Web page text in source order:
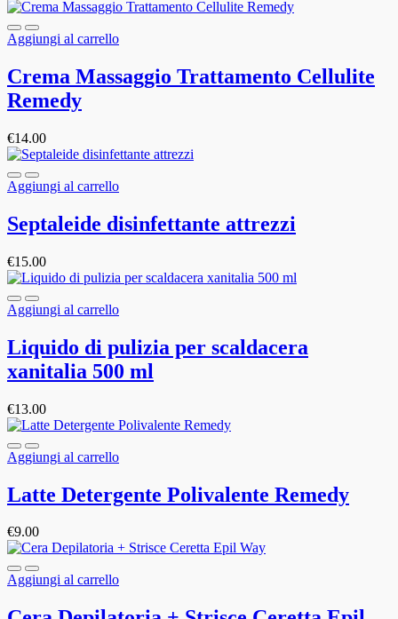
Aggiungi al carrello
Crema Massaggio Trattamento Cellulite
Remedy
€14.00
Aggiungi al carrello
Septaleide disinfettante attrezzi
€15.00
Aggiungi al carrello
Liquido di pulizia per scaldacera
xanitalia 500 ml
€13.00
Aggiungi al carrello
Latte Detergente Polivalente Remedy
€9.00
Aggiungi al carrello